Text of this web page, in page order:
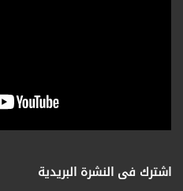
اشترك فى النشرة البريدية